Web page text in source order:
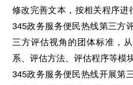
修改完善文本，按相关程序
345政务服务便民热线第三方
三方评估视角的团体标准，
系、评估方法、评估程序等模
345政务服务便民热线开展第